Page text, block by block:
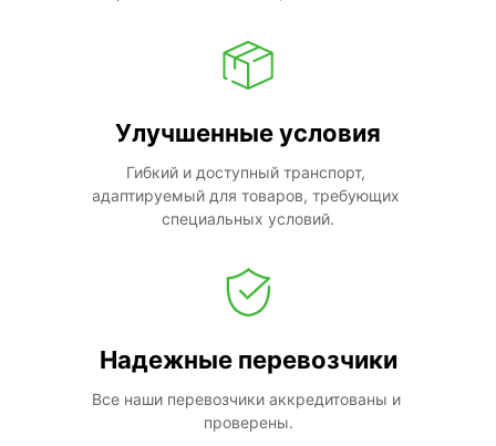
Улучшенные условия
Гибкий и доступный транспорт,
адаптируемый для товаров, требующих
специальных условий.
Надежные перевозчики
Все наши перевозчики аккредитованы и
проверены.